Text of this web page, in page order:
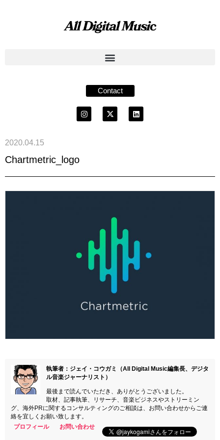
Contact
2020.04.15
Chartmetric_logo
執筆者：ジェイ・コウガミ（All Digital Music編集長、デジタ
ル音楽ジャーナリスト）
最後まで読んでいただき、ありがとうございました。
取材、記事執筆、リサーチ、音楽ビジネスやストリーミン
グ、海外PRに関するコンサルティングのご相談は、お問い合わせからご連
絡を宜しくお願い致します。
プロフィール
お問い合わせ